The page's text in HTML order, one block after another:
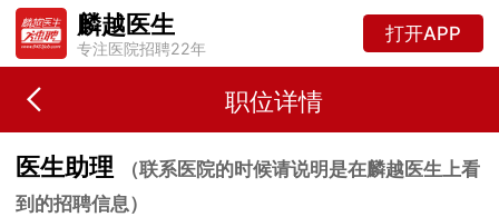
麟越医生
专注医院招聘22年
打开APP
职位详情
医生助理
（联系医院的时候请说明是在麟越医生上看
到的招聘信息）